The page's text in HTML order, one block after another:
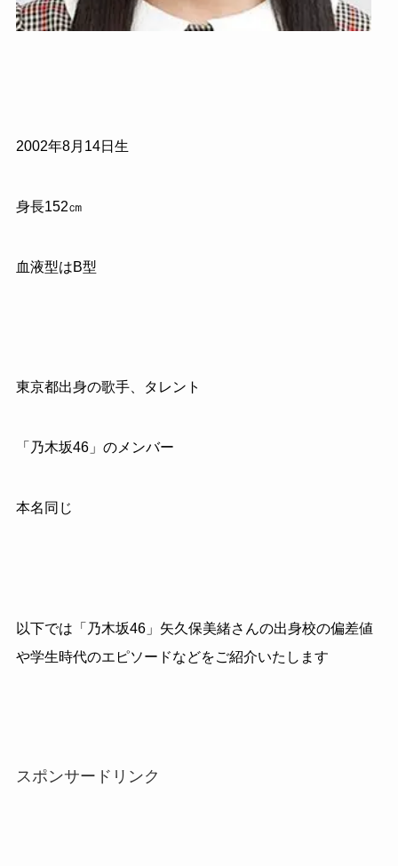
2002年8月14日生
身長152㎝
血液型はB型
東京都出身の歌手、タレント
「乃木坂46」のメンバー
本名同じ
以下では「乃木坂46」矢久保美緒さんの出身校の偏差値
や学生時代のエピソードなどをご紹介いたします
スポンサードリンク